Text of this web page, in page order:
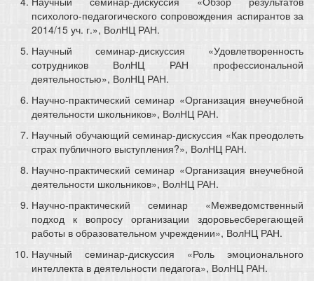
психолого-педагогического сопровождения аспирантов за
2014/15 уч. г.», ВолНЦ РАН.
Научный семинар-дискуссия «Удовлетворенность
сотрудников ВолНЦ РАН профессиональной
деятельностью», ВолНЦ РАН.
Научно-практический семинар «Организация внеучебной
деятельности школьников», ВолНЦ РАН.
Научный обучающий семинар-дискуссия «Как преодолеть
страх публичного выступления?», ВолНЦ РАН.
Научно-практический семинар «Организация внеучебной
деятельности школьников», ВолНЦ РАН.
Научно-практический семинар «Межведомственный
подход к вопросу организации здоровьесберегающей
работы в образовательном учреждении», ВолНЦ РАН.
Научный семинар-дискуссия «Роль эмоционального
интеллекта в деятельности педагога», ВолНЦ РАН.